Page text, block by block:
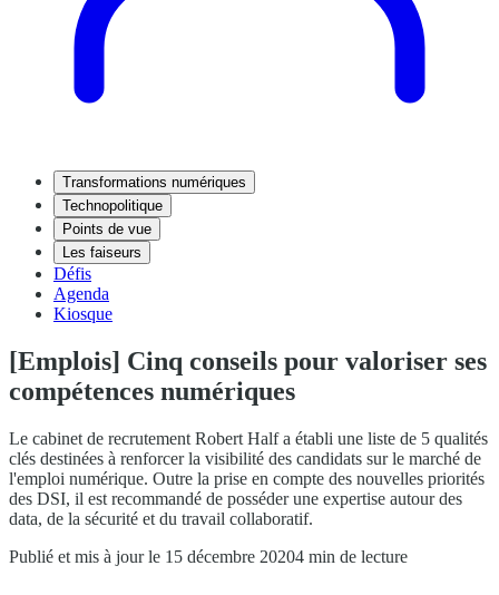
Transformations numériques
Technopolitique
Points de vue
Les faiseurs
Défis
Agenda
Kiosque
[Emplois] Cinq conseils pour valoriser ses
compétences numériques
Le cabinet de recrutement Robert Half a établi une liste de 5 qualités
clés destinées à renforcer la visibilité des candidats sur le marché de
l'emploi numérique. Outre la prise en compte des nouvelles priorités
des DSI, il est recommandé de posséder une expertise autour des
data, de la sécurité et du travail collaboratif.
Publié et mis à jour le 15 décembre 20204 min de lecture